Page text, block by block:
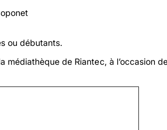
ou débutants.
de Riantec, à l’occasion